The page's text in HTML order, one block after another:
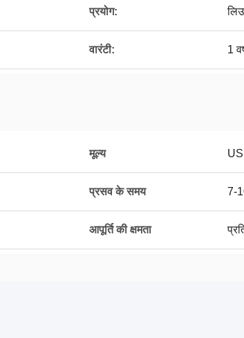
प्रयोग:
वारंटी: 1
मूल्य
प्रसव के समय 7-
आपूर्ति की क्षमता